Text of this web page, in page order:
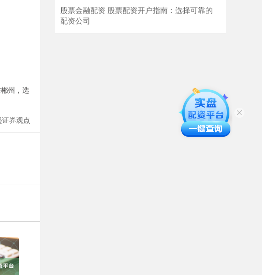
州，选
券观点
股票金融配资 股票配资开户指南：选择可靠的
配资公司